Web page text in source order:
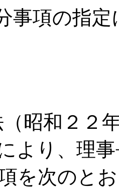
事項の指定
昭和２２
より、理
を次のと